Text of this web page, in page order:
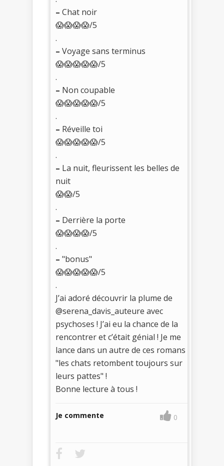
– Chat noir
😱😱😱😱/5
.
– Voyage sans terminus
😱😱😱😱😱/5
.
– Non coupable
😱😱😱😱😱/5
.
– Réveille toi
😱😱😱😱😱/5
.
– La nuit, fleurissent les belles de
nuit
😱😱/5
.
– Derrière la porte
😱😱😱😱/5
.
– "bonus"
😱😱😱😱😱/5
.
J’ai adoré découvrir la plume de
@serena_davis_auteure avec
psychoses ! J’ai eu la chance de la
rencontrer et c’était génial ! Je me
lance dans un autre de ces romans
"les chats retombent toujours sur
leurs pattes" !
Bonne lecture à tous !
Je commente 0